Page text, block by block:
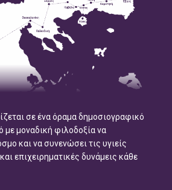
σε ένα όραμα δημοσιογραφικό
με μοναδική φιλοδοξία να
και να συνενώσει τις υγιείς
επιχειρηματικές δυνάμεις κάθε